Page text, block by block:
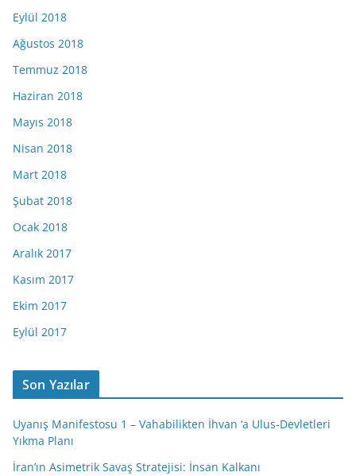
Eylül 2018
Ağustos 2018
Temmuz 2018
Haziran 2018
Mayıs 2018
Nisan 2018
Mart 2018
Şubat 2018
Ocak 2018
Aralık 2017
Kasım 2017
Ekim 2017
Eylül 2017
Son Yazılar
Uyanış Manifestosu 1 – Vahabilikten İhvan ‘a Ulus-Devletleri
Yıkma Planı
İran’ın Asimetrik Savaş Stratejisi: İnsan Kalkanı